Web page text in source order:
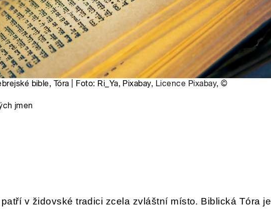
bible, Tóra | Foto: Ri_Ya, Pixabay, Licence Pixabay, ©
jmen
v židovské tradici zcela zvláštní místo. Biblická Tóra je